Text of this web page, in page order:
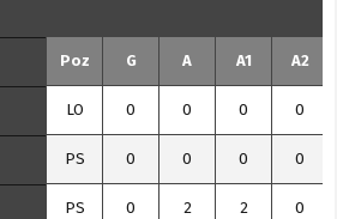
Poz G A A1 A2
LO 0 0 0 0
PS 0 0 0 0
PS 0 2 2 0